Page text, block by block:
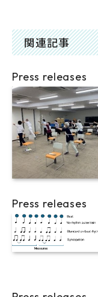
関連記事
Press releases
Press releases